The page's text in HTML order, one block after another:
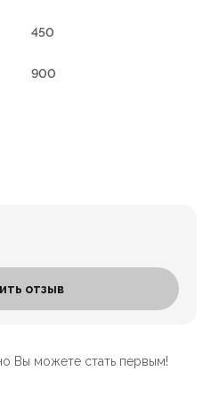
450
900
отзыв
Вы можете стать первым!